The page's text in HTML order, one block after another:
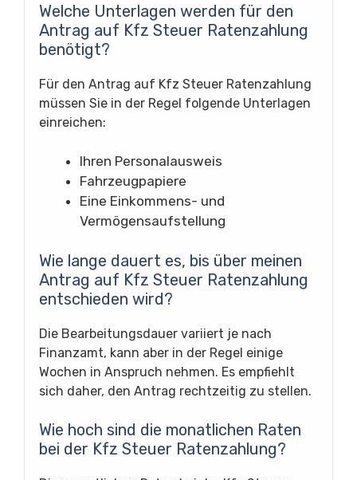
Welche Unterlagen werden für den
Antrag auf Kfz Steuer Ratenzahlung
benötigt?
Für den Antrag auf Kfz Steuer Ratenzahlung
müssen Sie in der Regel folgende Unterlagen
einreichen:
Ihren Personalausweis
Fahrzeugpapiere
Eine Einkommens- und
Vermögensaufstellung
Wie lange dauert es, bis über meinen
Antrag auf Kfz Steuer Ratenzahlung
entschieden wird?
Die Bearbeitungsdauer variiert je nach
Finanzamt, kann aber in der Regel einige
Wochen in Anspruch nehmen. Es empfiehlt
sich daher, den Antrag rechtzeitig zu stellen.
Wie hoch sind die monatlichen Raten
bei der Kfz Steuer Ratenzahlung?